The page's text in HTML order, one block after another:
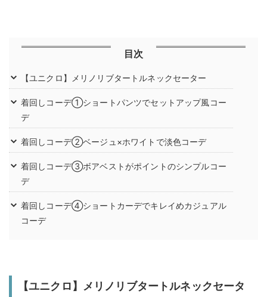
目次
【ユニクロ】メリノリブタートルネックセーター
着回しコーデ①ショートパンツでセットアップ風コー
デ
着回しコーデ②ベージュ×ホワイトで淡色コーデ
着回しコーデ③ボアベストがポイントのシンプルコー
デ
着回しコーデ④ショートカーデでキレイめカジュアル
コーデ
【ユニクロ】メリノリブタートルネックセータ